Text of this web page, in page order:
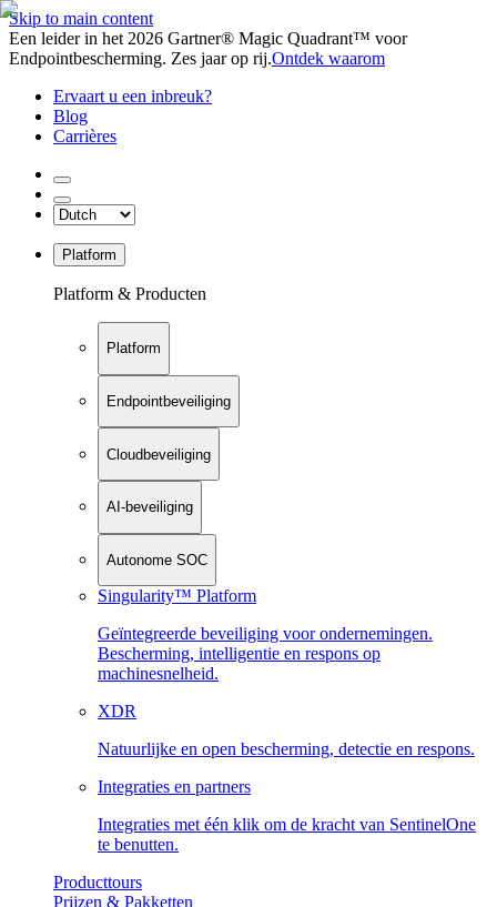
Skip to main content
Een leider in het 2026 Gartner® Magic Quadrant™ voor
Endpointbescherming. Zes jaar op rij.Ontdek waarom
Ervaart u een inbreuk?
Blog
Carrières
Platform
Platform & Producten
Platform
Endpointbeveiliging
Cloudbeveiliging
AI-beveiliging
Autonome SOC
Singularity™ Platform
Geïntegreerde beveiliging voor ondernemingen.
Bescherming, intelligentie en respons op
machinesnelheid.
XDR
Natuurlijke en open bescherming, detectie en respons.
Integraties en partners
Integraties met één klik om de kracht van SentinelOne
te benutten.
Producttours
Prijzen & Pakketten